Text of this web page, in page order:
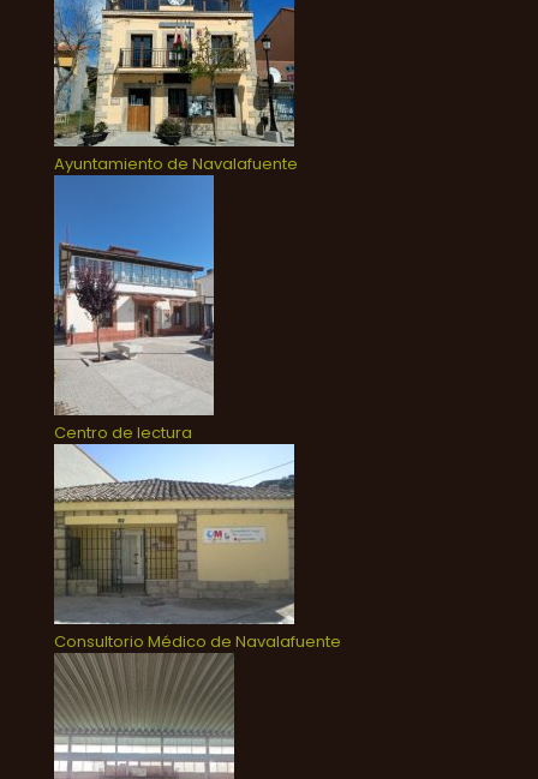
Ayuntamiento de Navalafuente
Centro de lectura
Consultorio Médico de Navalafuente